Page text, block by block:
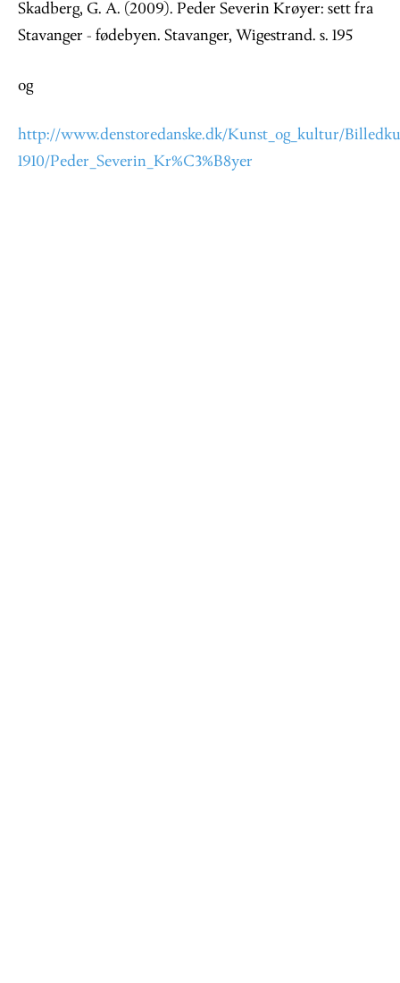
Skadberg, G. A. (2009). Peder Severin Krøyer: sett fra
Stavanger - fødebyen. Stavanger, Wigestrand. s. 195
og
http://www.denstoredanske.dk/Kunst_og_kultur/
1910/Peder_Severin_Kr%C3%B8yer